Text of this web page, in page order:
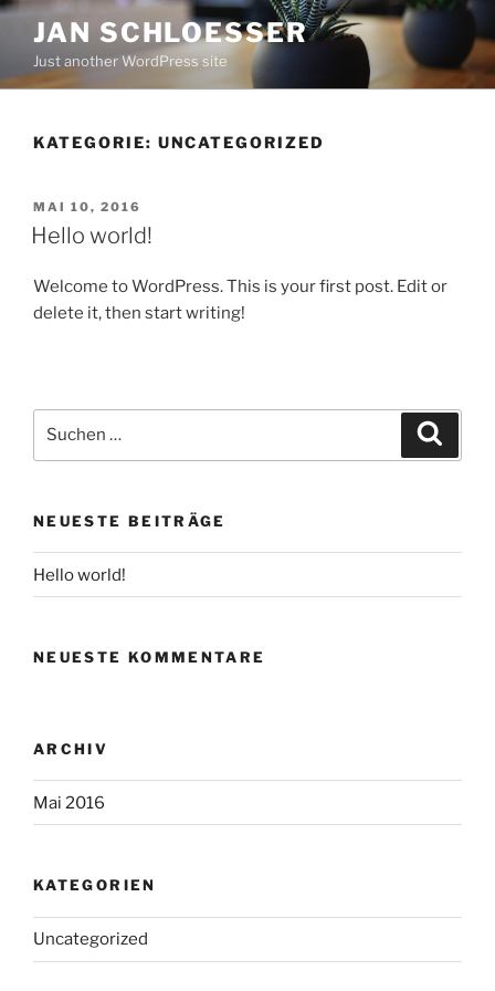
Zum
Inhalt
springen
JAN SCHLOESSER
Just another WordPress site
KATEGORIE: UNCATEGORIZED
VERÖFFENTLICHT
AM
MAI 10, 2016
Hello world!
Welcome to WordPress. This is your first post. Edit or
delete it, then start writing!
nach:
NEUESTE BEITRÄGE
Hello world!
NEUESTE KOMMENTARE
ARCHIV
Mai 2016
KATEGORIEN
Uncategorized